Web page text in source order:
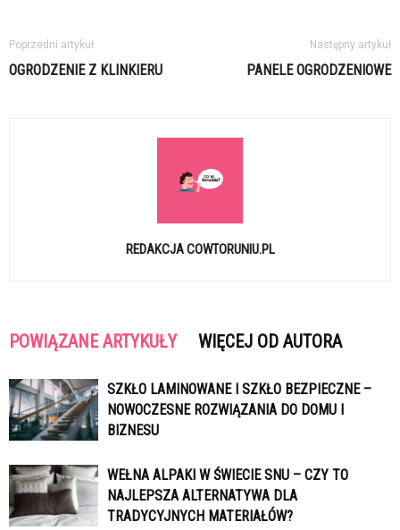
Poprzedni artykuł
OGRODZENIE Z KLINKIERU
Następny artykuł
PANELE OGRODZENIOWE
REDAKCJA COWTORUNIU.PL
POWIĄZANE ARTYKUŁY WIĘCEJ OD AUTORA
SZKŁO LAMINOWANE I SZKŁO BEZPIECZNE –
NOWOCZESNE ROZWIĄZANIA DO DOMU I
BIZNESU
WEŁNA ALPAKI W ŚWIECIE SNU – CZY TO
NAJLEPSZA ALTERNATYWA DLA
TRADYCYJNYCH MATERIAŁÓW?